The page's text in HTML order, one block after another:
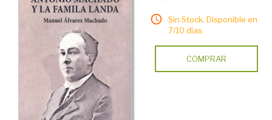
Sin Stock. Disponible en
7/10 días.
COMPRAR